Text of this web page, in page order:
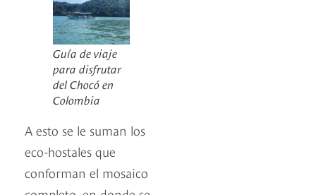
Guía de viaje
para disfrutar
del Chocó en
Colombia
A esto se le suman los
eco-hostales que
conforman el mosaico